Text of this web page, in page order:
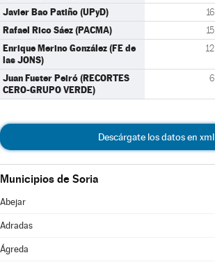
Javier Bao Patiño (UPyD) 16
Rafael Rico Sáez (PACMA) 15
Enrique Merino González (FE de
las JONS)
12
Juan Fuster Peiró (RECORTES
CERO-GRUPO VERDE)
6
Descárgate los datos en xml
Municipios de Soria
Abejar
Adradas
Ágreda